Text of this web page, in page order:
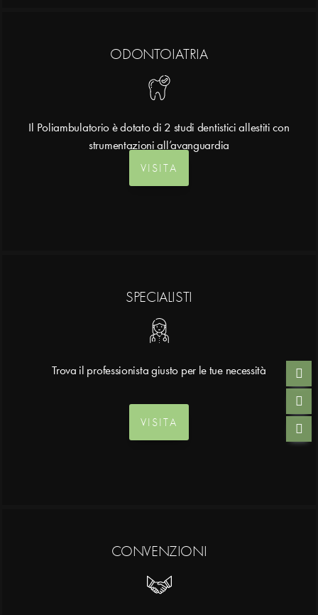
ODONTOIATRIA
Il Poliambulatorio è dotato di 2 studi dentistici allestiti con
strumentazioni all’avanguardia
VISITA
SPECIALISTI
Trova il professionista giusto per le tue necessità
VISITA
CONVENZIONI